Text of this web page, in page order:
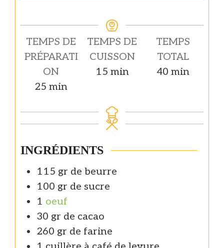
TEMPS DE
PRÉPARATI
ON
25 minutes
min
TEMPS DE
CUISSON
15minutes
min
TEMPS
TOTAL
40 minutes
min
INGRÉDIENTS
115 gr de beurre
100 gr de sucre
1 oeuf
30 gr de cacao
260 gr de farine